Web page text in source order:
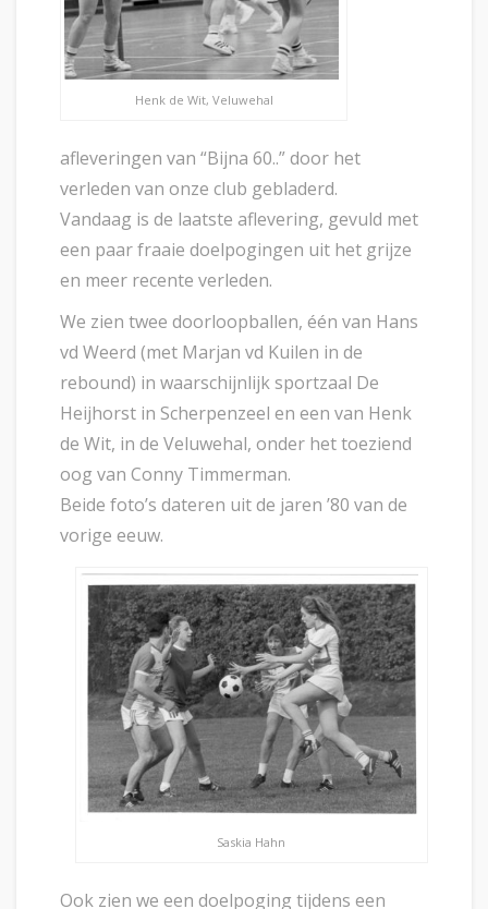
Henk de Wit, Veluwehal
afleveringen van “Bijna 60..” door het
verleden van onze club gebladerd.
Vandaag is de laatste aflevering, gevuld met
een paar fraaie doelpogingen uit het grijze
en meer recente verleden.
We zien twee doorloopballen, één van Hans
vd Weerd (met Marjan vd Kuilen in de
rebound) in waarschijnlijk sportzaal De
Heijhorst in Scherpenzeel en een van Henk
de Wit, in de Veluwehal, onder het toeziend
oog van Conny Timmerman.
Beide foto’s dateren uit de jaren ’80 van de
vorige eeuw.
Saskia Hahn
Ook zien we een doelpoging tijdens een